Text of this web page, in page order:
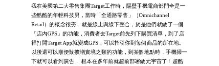
我在美國第二大零售集團Target工作時，隔壁手機電商部門全是一
些酷酷的年輕科技男，當時「全通路零售」（Omnichannel
Retail）的概念很夯，就是線上與線下整合，於是他們就做了一個
「店內GPS」的功能，消費者去Target前先列下購買清單，到了店
裡打開Target App就變成GPS，可以指引你到每個商品的所在地。
以後還可以順便做擴增實境之類的功能，到某個地點時，手機掃一
下就可以看到廣告， 根本在多年前就超前部署做元宇宙了！超酷